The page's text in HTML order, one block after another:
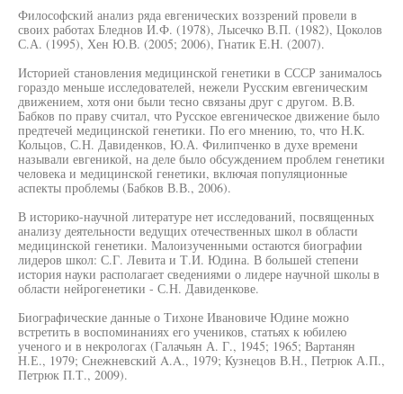
Философский анализ ряда евгенических воззрений провели в
своих работах Бледнов И.Ф. (1978), Лысечко В.П. (1982), Цоколов
С.А. (1995), Хен Ю.В. (2005; 2006), Гнатик E.H. (2007).
Историей становления медицинской генетики в СССР занималось
гораздо меньше исследователей, нежели Русским евгеническим
движением, хотя они были тесно связаны друг с другом. В.В.
Бабков по праву считал, что Русское евгеническое движение было
предтечей медицинской генетики. По его мнению, то, что Н.К.
Кольцов, С.Н. Давиденков, Ю.А. Филипченко в духе времени
называли евгеникой, на деле было обсуждением проблем генетики
человека и медицинской генетики, включая популяционные
аспекты проблемы (Бабков В.В., 2006).
В историко-научной литературе нет исследований, посвященных
анализу деятельности ведущих отечественных школ в области
медицинской генетики. Малоизученными остаются биографии
лидеров школ: С.Г. Левита и Т.И. Юдина. В большей степени
история науки располагает сведениями о лидере научной школы в
области нейрогенетики - С.Н. Давиденкове.
Биографические данные о Тихоне Ивановиче Юдине можно
встретить в воспоминаниях его учеников, статьях к юбилею
ученого и в некрологах (Галачьян А. Г., 1945; 1965; Вартанян
Н.Е., 1979; Снежневский A.A., 1979; Кузнецов В.Н., Петрюк А.П.,
Петрюк П.Т., 2009).